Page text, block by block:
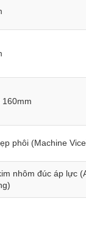
160mm
phôi (Machine
nhôm đúc áp lực